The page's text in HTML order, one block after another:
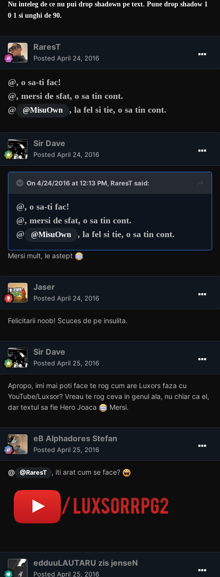
Nu inteleg de ce nu pui drop shadown pe text. Pune drop shadow 1
0 1 si unghi de 90.
RaresT
Posted April 24, 2016
@, o sa-ti fac!
@, mersi de sfat, o sa tin cont.
@
@MisuOwn , la fel si tie, o sa tin cont.
Sir Dave
Posted April 24, 2016
On 4/24/2016 at 12:13 PM, RaresT said:
@, o sa-ti fac!
@, mersi de sfat, o sa tin cont.
@
@MisuOwn , la fel si tie, o sa tin cont.
Mersi mult, le astept
Jaser
Posted April 24, 2016
Felicitarii noob! Scuces de pe insulita.
Sir Dave
Posted April 25, 2016
Apropo, imi mai poti face te rog cum are Luxors faza cu
YouTube/Luxsor? Vreau te rog ceva in genul ala, nu chiar ca el,
dar textul sa fie Hero Joaca
Mersi.
eB Alphadores Stefan
Posted April 25, 2016
@ @RaresT , iti arat cum se face?
edduuLAUTARU zis jenseN
Posted April 25, 2016